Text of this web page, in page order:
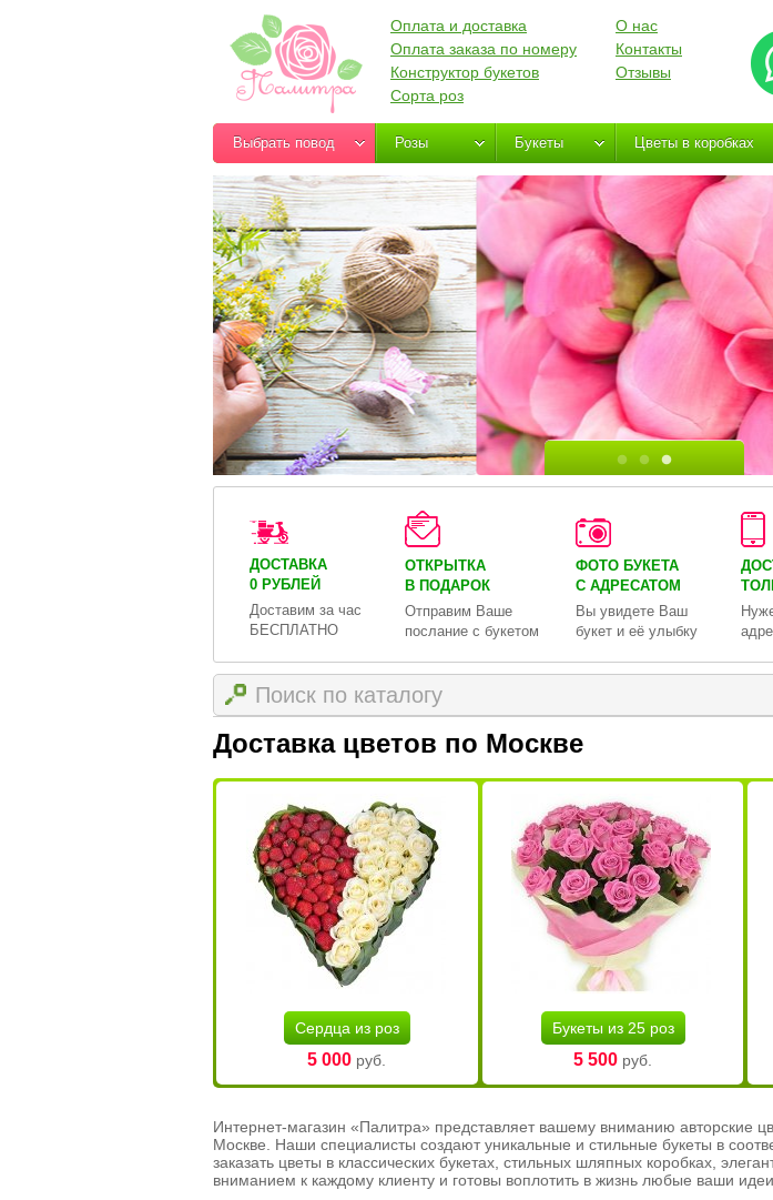
Оплата и доставка
Оплата заказа по номеру
Конструктор букетов
Сорта роз
О нас
Контакты
Отзывы
Выбрать повод Розы Букеты Цветы в коробках
ДОСТАВКА
0 РУБЛЕЙ
Доставим за час
БЕСПЛАТНО
ОТКРЫТКА
В ПОДАРОК
Отправим Ваше
послание с букетом
ФОТО БУКЕТА
С АДРЕСАТОМ
Вы увидете Ваш
букет и её улыбку
Доставка цветов по Москве
Сердца из роз
5 000 руб.
Букеты из 25 роз
5 500 руб.
Интернет-магазин «Палитра» представляет вашему вниманию авторские
Москве. Наши специалисты создают уникальные и стильные букеты в
заказать цветы в классических букетах, стильных шляпных коробках,
вниманием к каждому клиенту и готовы воплотить в жизнь любые ваши